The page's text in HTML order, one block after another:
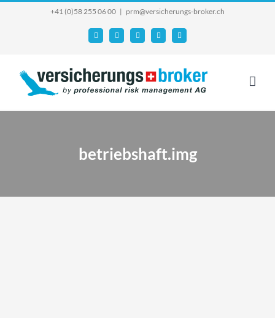
+41 (0)58 255 06 00 | prm@versicherungs-broker.ch
Email FacebookYouTube
X Instagram
betriebshaft.img